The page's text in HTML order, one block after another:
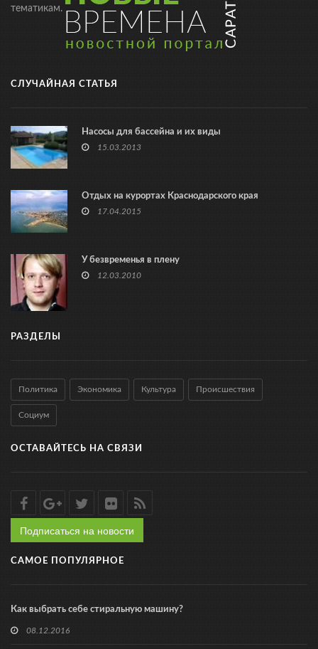
тематикам.
СЛУЧАЙНАЯ СТАТЬЯ
Насосы для бассейна и их виды
15.03.2013
Отдых на курортах Краснодарского края
17.04.2015
У безвременья в плену
12.03.2010
РАЗДЕЛЫ
Политика Экономика Культура Происшествия
Социум
ОСТАВАЙТЕСЬ НА СВЯЗИ
Подписаться на новости
САМОЕ ПОПУЛЯРНОЕ
Как выбрать себе стиральную машину?
08.12.2016